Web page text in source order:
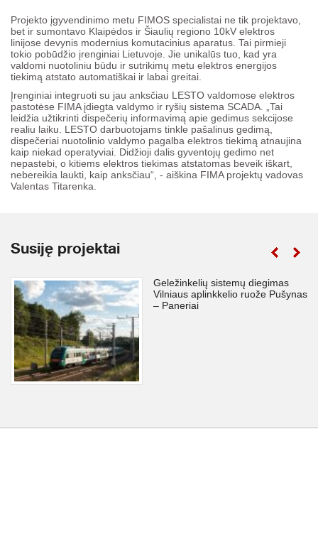
Projekto įgyvendinimo metu FIMOS specialistai ne tik projektavo,
bet ir sumontavo Klaipėdos ir Šiaulių regiono 10kV elektros
linijose devynis modernius komutacinius aparatus. Tai pirmieji
tokio pobūdžio įrenginiai Lietuvoje. Jie unikalūs tuo, kad yra
valdomi nuotoliniu būdu ir sutrikimų metu elektros energijos
tiekimą atstato automatiškai ir labai greitai.
Įrenginiai integruoti su jau anksčiau LESTO valdomose elektros
pastotėse FIMA įdiegta valdymo ir ryšių sistema SCADA. „Tai
leidžia užtikrinti dispečerių informavimą apie gedimus sekcijose
realiu laiku. LESTO darbuotojams tinkle pašalinus gedimą,
dispečeriai nuotolinio valdymo pagalba elektros tiekimą atnaujina
kaip niekad operatyviai. Didžioji dalis gyventojų gedimo net
nepastebi, o kitiems elektros tiekimas atstatomas beveik iškart,
nebereikia laukti, kaip anksčiau“, - aiškina FIMA projektų vadovas
Valentas Titarenka.
Susiję projektai
Geležinkelių sistemų diegimas
Vilniaus aplinkkelio ruože Pušynas
– Paneriai